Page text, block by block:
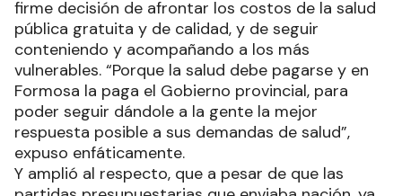
firme decisión de afrontar los costos de la salud
pública gratuita y de calidad, y de seguir
conteniendo y acompañando a los más
vulnerables. “Porque la salud debe pagarse y en
Formosa la paga el Gobierno provincial, para
poder seguir dándole a la gente la mejor
respuesta posible a sus demandas de salud”,
expuso enfáticamente.
Y amplió al respecto, que a pesar de que las